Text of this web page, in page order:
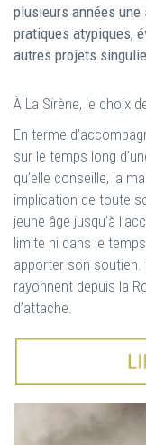
plusieurs années une
pratiques atypiques,
autres projets
À La Sirène, le choix
En terme
sur le temps long
qu’elle conseille, la
implication de toute
jeune âge jusqu’à
limite ni dans le
apporter son soutien.
rayonnent depuis la
d’attache.